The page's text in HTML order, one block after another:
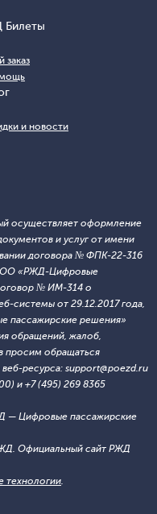
Билеты
заказ
и новости
осуществляет оформление
и услуг от имени
договора № ФПК-22-316
«РЖД-Цифровые
№ ИМ-314 о
системы от 29.12.2017 года,
решения»
обращений, жалоб,
просим обращаться
ресурса: support@poezd.ru
и +7 (495) 269 8365
— Цифровые пассажирские
Официальный сайт РЖД
технологии.